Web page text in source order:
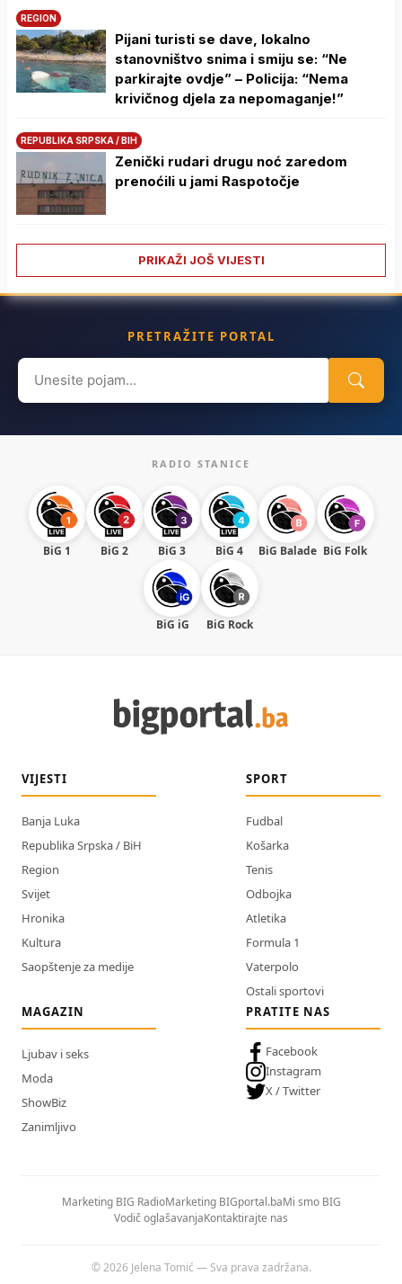
REGION
Pijani turisti se dave, lokalno
stanovništvo snima i smiju se: “Ne
parkirajte ovdje” – Policija: “Nema
krivičnog djela za nepomaganje!”
REPUBLIKA SRPSKA / BIH
Zenički rudari drugu noć zaredom
prenoćili u jami Raspotočje
PRIKAŽI JOŠ VIJESTI
PRETRAŽITE PORTAL
Search
for:
RADIO STANICE
BiG 1 BiG 2 BiG 3 BiG 4 BiG Balade BiG Folk
BiG iG BiG Rock
VIJESTI
Banja Luka
Republika Srpska / BiH
Region
Svijet
Hronika
Kultura
Saopštenje za medije
SPORT
Fudbal
Košarka
Tenis
Odbojka
Atletika
Formula 1
Vaterpolo
Ostali sportovi
MAGAZIN
Ljubav i seks
Moda
ShowBiz
Zanimljivo
PRATITE NAS
Facebook
Instagram
X / Twitter
Marketing BIG RadioMarketing BIGportal.baMi smo BIG
Vodič oglašavanjaKontaktirajte nas
© 2026 Jelena Tomić — Sva prava zadržana.